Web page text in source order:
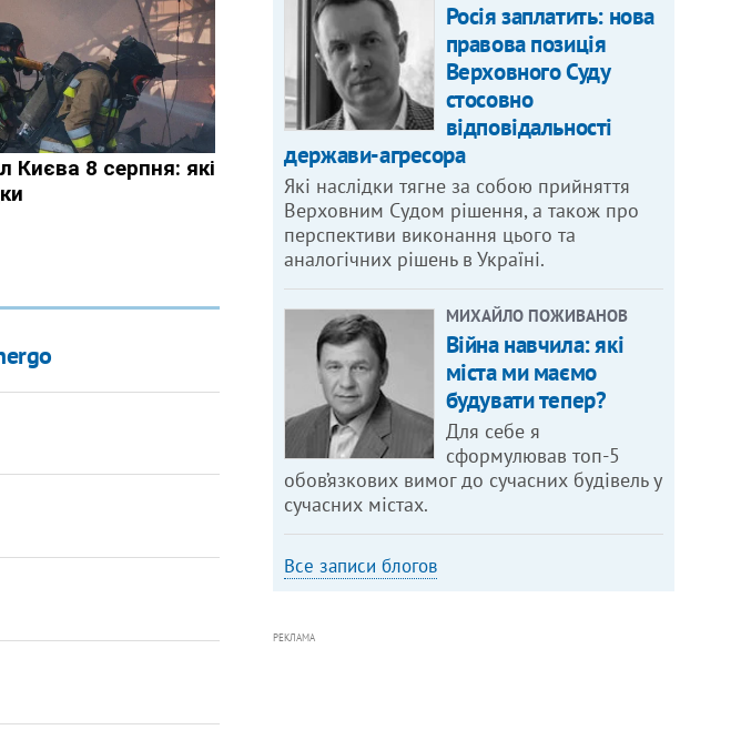
Росія заплатить: нова
правова позиція
Верховного Суду
стосовно
відповідальності
держави-агресора
Які наслідки тягне за собою прийняття
Верховним Судом рішення, а також про
перспективи виконання цього та
аналогічних рішень в Україні.
МИХАЙЛО ПОЖИВАНОВ
Війна навчила: які
міста ми маємо
будувати тепер?
Для себе я
сформулював топ-5
обов’язкових вимог до сучасних будівель у
сучасних містах.
Все записи блогов
РЕКЛАМА